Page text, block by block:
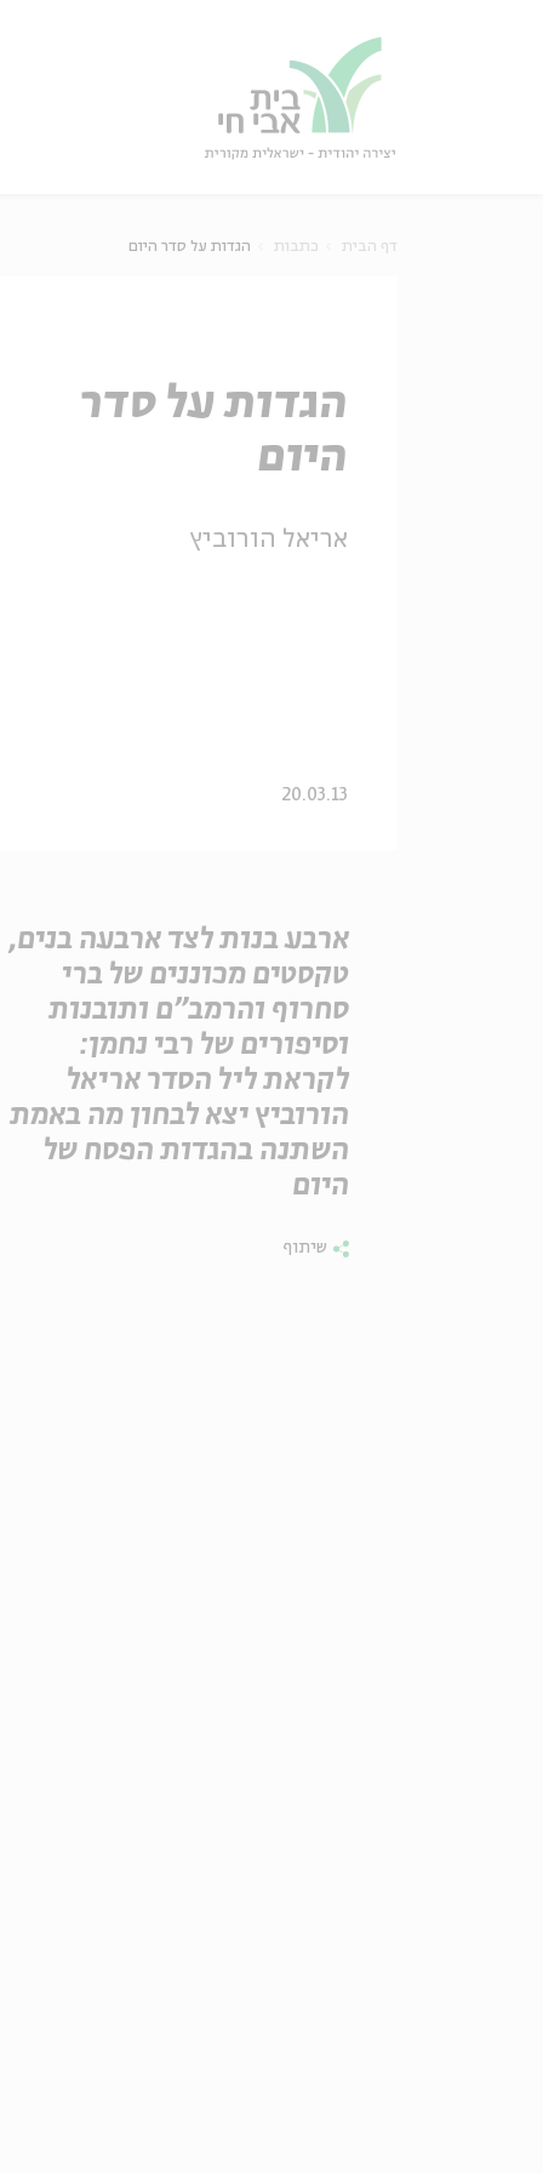
דף הבית כתבות הגדות על סדר היום
הגדות על סדר
היום
אריאל הורוביץ
20.03.13
ארבע בנות לצד ארבעה בנים,
טקסטים מכוננים של ברי
סחרוף והרמב"ם ותובנות
וסיפורים של רבי נחמן:
לקראת ליל הסדר אריאל
הורוביץ יצא לבחון מה באמת
השתנה בהגדות הפסח של
היום
שיתוף